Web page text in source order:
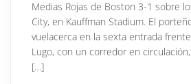
Medias Rojas de Boston 3-1 sobre
City, en Kauffman Stadium. El
vuelacerca en la sexta entrada
Lugo, con un corredor en
[…]